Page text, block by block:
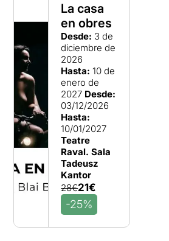
La casa
en obres
Desde: 3 de
diciembre de
2026
Hasta: 10 de
enero de
2027 Desde:
03/12/2026
Hasta:
10/01/2027
Teatre
Raval. Sala
Tadeusz
Kantor
28€21€
-25%